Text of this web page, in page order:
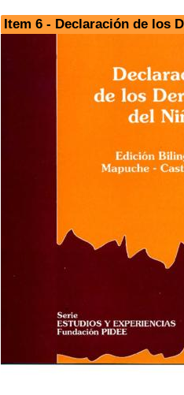
Item 6 - Declaración de los